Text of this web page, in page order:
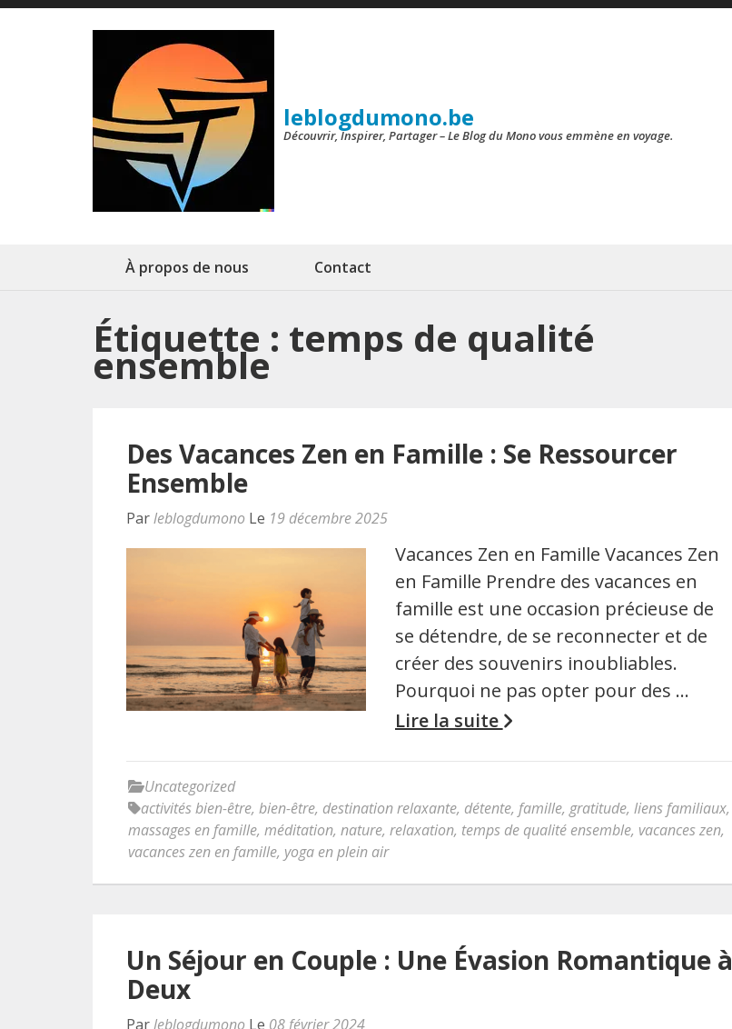
Aller
leblogdumono.be
Découvrir, Inspirer, Partager – Le Blog du Mono vous emmène en voyage.
À propos de nous Contact
Étiquette : temps de qualité
ensemble
Des Vacances Zen en Famille : Se Ressourcer
Ensemble
Parleblogdumono Le 19 décembre 2025
Vacances Zen en Famille Vacances Zen
en Famille Prendre des vacances en
famille est une occasion précieuse de
se détendre, de se reconnecter et de
créer des souvenirs inoubliables.
Pourquoi ne pas opter pour des …
Lire la suite
Uncategorized
activités bien-être, bien-être, destination relaxante, détente, famille, gratitude, liens familiaux,
massages en famille, méditation, nature, relaxation, temps de qualité ensemble, vacances zen,
vacances zen en famille, yoga en plein air
Un Séjour en Couple : Une Évasion Romantique à
Deux
Parleblogdumono Le 08 février 2024